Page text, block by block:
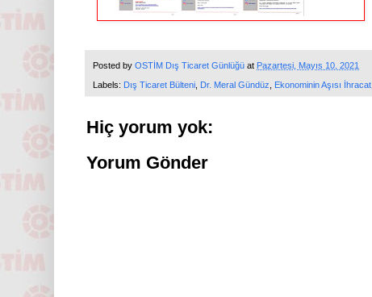
Posted by OSTİM Dış Ticaret Günlüğü at Pazartesi, Mayıs 10, 2021
Labels: Dış Ticaret Bülteni Dr. Meral Gündüz Ekonominin Aşısı İhracat
Hiç yorum yok:
Yorum Gönder